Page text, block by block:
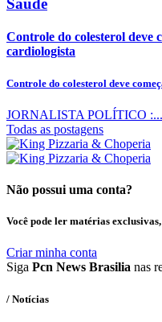
Saúde
Controle do colesterol deve
cardiologista
Controle do colesterol deve
JORNALISTA POLÍTICO :...
Todas as postagens
Não possui uma conta?
Você pode ler matérias
Criar minha conta
Siga Pcn News Brasilia nas
/ Notícias